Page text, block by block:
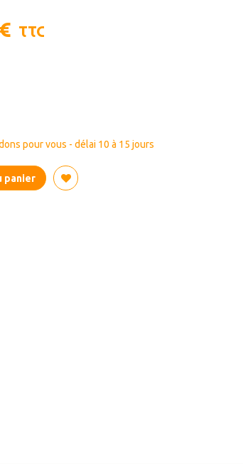
TTC
pour vous - délai 10 à 15 jours
panier